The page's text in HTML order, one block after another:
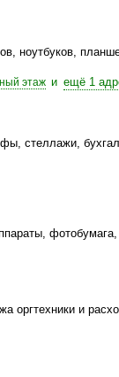
ноутбуков,
этаж и ещё 1
стеллажи,
фотобумага,
оргтехники и